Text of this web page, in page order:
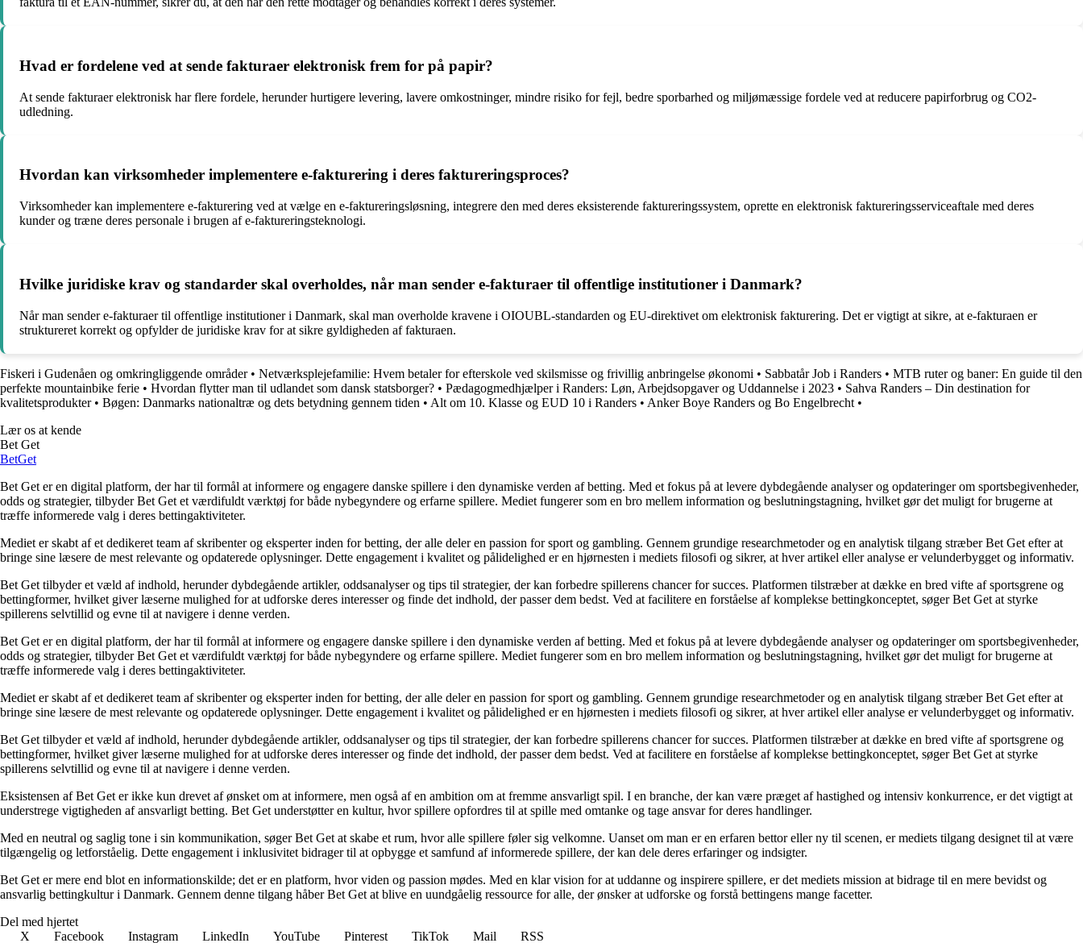
Hvad er fordelene ved at sende fakturaer elektronisk frem for på papir?
At sende fakturaer elektronisk har flere fordele, herunder hurtigere levering, lavere omkostninger, mindre risiko for fejl, bedre sporbarhed og miljømæssige fordele ved at reducere papirforbrug og CO2-
udledning.
Hvordan kan virksomheder implementere e-fakturering i deres faktureringsproces?
Virksomheder kan implementere e-fakturering ved at vælge en e-faktureringsløsning, integrere den med deres eksisterende faktureringssystem, oprette en elektronisk faktureringsserviceaftale med deres
kunder og træne deres personale i brugen af e-faktureringsteknologi.
Hvilke juridiske krav og standarder skal overholdes, når man sender e-fakturaer til offentlige institutioner i Danmark?
Når man sender e-fakturaer til offentlige institutioner i Danmark, skal man overholde kravene i OIOUBL-standarden og EU-direktivet om elektronisk fakturering. Det er vigtigt at sikre, at e-fakturaen er
struktureret korrekt og opfylder de juridiske krav for at sikre gyldigheden af fakturaen.
Fiskeri i Gudenåen og omkringliggende områder• Netværksplejefamilie: Hvem betaler for efterskole ved skilsmisse og frivillig anbringelse økonomi • Sabbatår Job i Randers • MTB ruter og baner: En guide til den
perfekte mountainbike ferie • Hvordan flytter man til udlandet som dansk statsborger? • Pædagogmedhjælper i Randers: Løn, Arbejdsopgaver og Uddannelse i 2023 • Sahva Randers – Din destination for
kvalitetsprodukter• Bøgen: Danmarks nationaltræ og dets betydning gennem tiden • Alt om 10. Klasse og EUD 10 i Randers • Anker Boye Randers og Bo Engelbrecht •
Lær os at kende
Bet Get
BetGet
Bet Get er en digital platform, der har til formål at informere og engagere danske spillere i den dynamiske verden af betting. Med et fokus på at levere dybdegående analyser og opdateringer om sportsbegivenheder,
odds og strategier, tilbyder Bet Get et værdifuldt værktøj for både nybegyndere og erfarne spillere. Mediet fungerer som en bro mellem information og beslutningstagning, hvilket gør det muligt for brugerne at
træffe informerede valg i deres bettingaktiviteter.
Mediet er skabt af et dedikeret team af skribenter og eksperter inden for betting, der alle deler en passion for sport og gambling. Gennem grundige researchmetoder og en analytisk tilgang stræber Bet Get efter at
bringe sine læsere de mest relevante og opdaterede oplysninger. Dette engagement i kvalitet og pålidelighed er en hjørnesten i mediets filosofi og sikrer, at hver artikel eller analyse er velunderbygget og informativ.
Bet Get tilbyder et væld af indhold, herunder dybdegående artikler, oddsanalyser og tips til strategier, der kan forbedre spillerens chancer for succes. Platformen tilstræber at dække en bred vifte af sportsgrene og
bettingformer, hvilket giver læserne mulighed for at udforske deres interesser og finde det indhold, der passer dem bedst. Ved at facilitere en forståelse af komplekse bettingkonceptet, søger Bet Get at styrke
spillerens selvtillid og evne til at navigere i denne verden.
Bet Get er en digital platform, der har til formål at informere og engagere danske spillere i den dynamiske verden af betting. Med et fokus på at levere dybdegående analyser og opdateringer om sportsbegivenheder,
odds og strategier, tilbyder Bet Get et værdifuldt værktøj for både nybegyndere og erfarne spillere. Mediet fungerer som en bro mellem information og beslutningstagning, hvilket gør det muligt for brugerne at
træffe informerede valg i deres bettingaktiviteter.
Mediet er skabt af et dedikeret team af skribenter og eksperter inden for betting, der alle deler en passion for sport og gambling. Gennem grundige researchmetoder og en analytisk tilgang stræber Bet Get efter at
bringe sine læsere de mest relevante og opdaterede oplysninger. Dette engagement i kvalitet og pålidelighed er en hjørnesten i mediets filosofi og sikrer, at hver artikel eller analyse er velunderbygget og informativ.
Bet Get tilbyder et væld af indhold, herunder dybdegående artikler, oddsanalyser og tips til strategier, der kan forbedre spillerens chancer for succes. Platformen tilstræber at dække en bred vifte af sportsgrene og
bettingformer, hvilket giver læserne mulighed for at udforske deres interesser og finde det indhold, der passer dem bedst. Ved at facilitere en forståelse af komplekse bettingkonceptet, søger Bet Get at styrke
spillerens selvtillid og evne til at navigere i denne verden.
Eksistensen af Bet Get er ikke kun drevet af ønsket om at informere, men også af en ambition om at fremme ansvarligt spil. I en branche, der kan være præget af hastighed og intensiv konkurrence, er det vigtigt at
understrege vigtigheden af ansvarligt betting. Bet Get understøtter en kultur, hvor spillere opfordres til at spille med omtanke og tage ansvar for deres handlinger.
Med en neutral og saglig tone i sin kommunikation, søger Bet Get at skabe et rum, hvor alle spillere føler sig velkomne. Uanset om man er en erfaren bettor eller ny til scenen, er mediets tilgang designet til at være
tilgængelig og letforståelig. Dette engagement i inklusivitet bidrager til at opbygge et samfund af informerede spillere, der kan dele deres erfaringer og indsigter.
Bet Get er mere end blot en informationskilde; det er en platform, hvor viden og passion mødes. Med en klar vision for at uddanne og inspirere spillere, er det mediets mission at bidrage til en mere bevidst og
ansvarlig bettingkultur i Danmark. Gennem denne tilgang håber Bet Get at blive en uundgåelig ressource for alle, der ønsker at udforske og forstå bettingens mange facetter.
Del med hjertet
X
Facebook Instagram LinkedIn YouTube Pinterest TikTok Mail RSS